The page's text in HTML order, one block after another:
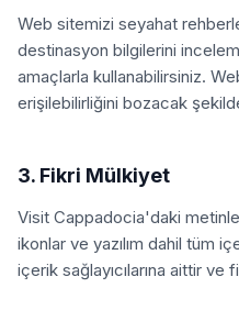
Web sitemizi seyahat
destinasyon bilgilerini
amaçlarla kullanabilirsiniz.
erişilebilirliğini bozacak
3. Fikri Mülkiyet
Visit Cappadocia'daki
ikonlar ve yazılım dahil tüm
içerik sağlayıcılarına aittir ve